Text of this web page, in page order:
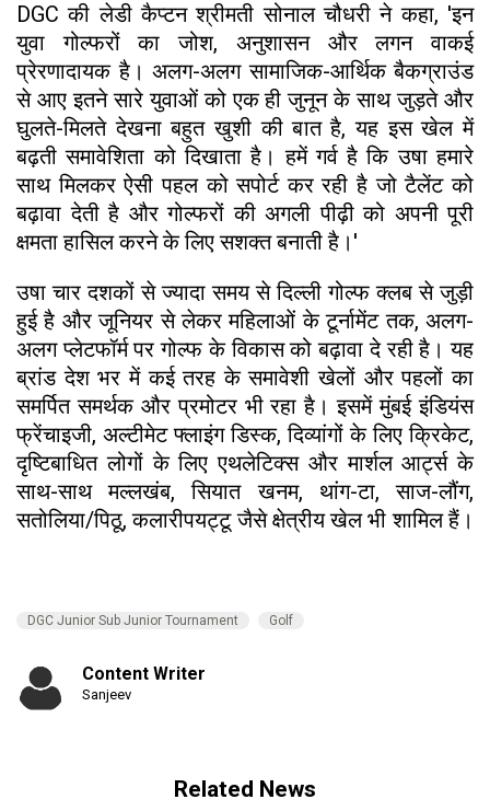
DGC की लेडी कैप्टन श्रीमती सोनाल चौधरी ने कहा, 'इन
युवा गोल्फरों का जोश, अनुशासन और लगन वाकई
प्रेरणादायक है। अलग-अलग सामाजिक-आर्थिक बैकग्राउंड
से आए इतने सारे युवाओं को एक ही जुनून के साथ जुड़ते और
घुलते-मिलते देखना बहुत खुशी की बात है, यह इस खेल में
बढ़ती समावेशिता को दिखाता है। हमें गर्व है कि उषा हमारे
साथ मिलकर ऐसी पहल को सपोर्ट कर रही है जो टैलेंट को
बढ़ावा देती है और गोल्फरों की अगली पीढ़ी को अपनी पूरी
क्षमता हासिल करने के लिए सशक्त बनाती है।'
उषा चार दशकों से ज्यादा समय से दिल्ली गोल्फ क्लब से जुड़ी
हुई है और जूनियर से लेकर महिलाओं के टूर्नामेंट तक, अलग-
अलग प्लेटफॉर्म पर गोल्फ के विकास को बढ़ावा दे रही है। यह
ब्रांड देश भर में कई तरह के समावेशी खेलों और पहलों का
समर्पित समर्थक और प्रमोटर भी रहा है। इसमें मुंबई इंडियंस
फ्रेंचाइजी, अल्टीमेट फ्लाइंग डिस्क, दिव्यांगों के लिए क्रिकेट,
दृष्टिबाधित लोगों के लिए एथलेटिक्स और मार्शल आर्ट्स के
साथ-साथ मल्लखंब, सियात खनम, थांग-टा, साज-लौंग,
सतोलिया/पिठू, कलारीपयट्टू जैसे क्षेत्रीय खेल भी शामिल हैं।
DGC Junior Sub Junior Tournament Golf
Content Writer
Sanjeev
Related News